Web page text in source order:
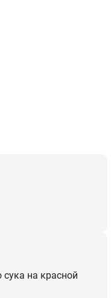
на красной